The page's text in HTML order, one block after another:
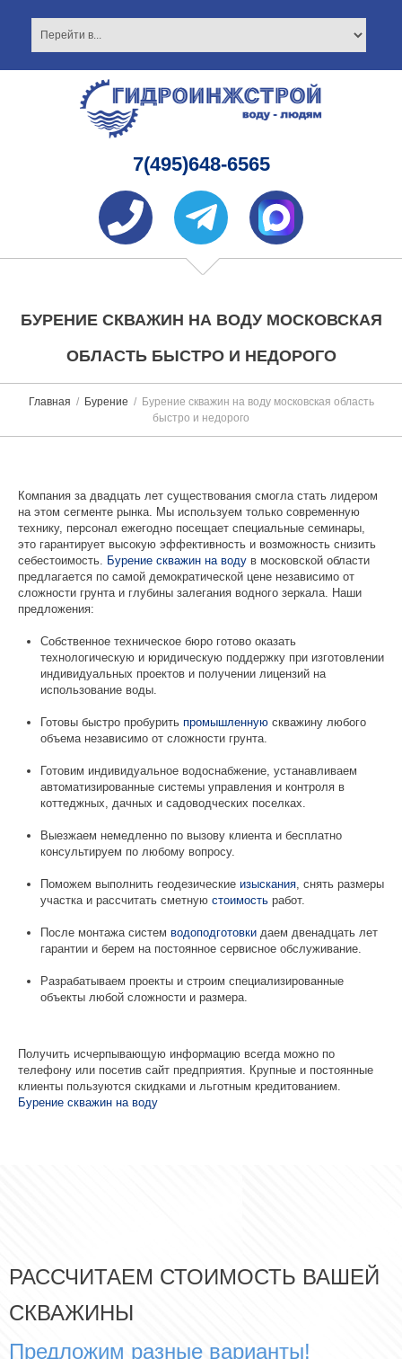
7(495)648-6565
БУРЕНИЕ СКВАЖИН НА ВОДУ МОСКОВСКАЯ
ОБЛАСТЬ БЫСТРО И НЕДОРОГО
Главная Бурение
Бурение скважин на воду московская область
быстро и недорого
Компания за двадцать лет существования смогла стать лидером
на этом сегменте рынка. Мы используем только современную
технику, персонал ежегодно посещает специальные семинары,
это гарантирует высокую эффективность и возможность снизить
себестоимость. Бурение скважин на воду в московской области
предлагается по самой демократической цене независимо от
сложности грунта и глубины залегания водного зеркала. Наши
предложения:
Собственное техническое бюро готово оказать
технологическую и юридическую поддержку при изготовлении
индивидуальных проектов и получении лицензий на
использование воды.
Готовы быстро пробурить промышленную скважину любого
объема независимо от сложности грунта.
Готовим индивидуальное водоснабжение, устанавливаем
автоматизированные системы управления и контроля в
коттеджных, дачных и садоводческих поселках.
Выезжаем немедленно по вызову клиента и бесплатно
консультируем по любому вопросу.
Поможем выполнить геодезические изыскания, снять размеры
участка и рассчитать сметную стоимость работ.
После монтажа систем водоподготовки даем двенадцать лет
гарантии и берем на постоянное сервисное обслуживание.
Разрабатываем проекты и строим специализированные
объекты любой сложности и размера.
Получить исчерпывающую информацию всегда можно по
телефону или посетив сайт предприятия. Крупные и постоянные
клиенты пользуются скидками и льготным кредитованием.
Бурение скважин на воду
РАССЧИТАЕМ СТОИМОСТЬ ВАШЕЙ
СКВАЖИНЫ
Предложим разные варианты!